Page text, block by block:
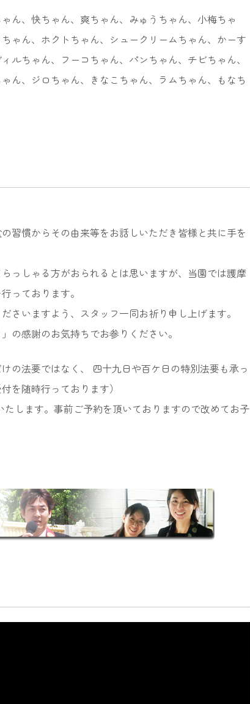
ん、快ちゃん、爽ちゃん、みゅうちゃん、小梅ちゃ
ゃん、ホクトちゃん、シュークリームちゃん、かーす
ちゃん、フーコちゃん、パンちゃん、チビちゃん、
ん、ジロちゃん、きなこちゃん、ラムちゃん、もなち
習慣からその由来等をお話しいただき皆様と共に手を
っしゃる方がおられるとは思いますが、当園では護摩
っております。
さいますよう、スタッフ一同お祈り申し上げます。
の感謝のお気持ちでお参りください。
の法要ではなく、 四十九日や百ケ日の特別法要も承っ
を随時行っております）
します。事前ご予約を頂いておりますので改めてお子